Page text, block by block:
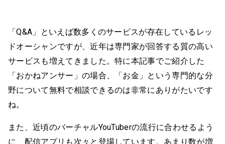
「Q&A」といえば数多くのサービスが存在しているレッ
ドオーシャンですが、近年は専門家が回答する質の高い
サービスも増えてきました。特に本記事でご紹介した
「おかねアンサー」の場合、「お金」という専門的な分
野について無料で相談できるのは非常にありがたいです
ね。
また、近頃のバーチャルYouTuberの流行に合わせるよう
に、配信アプリも次々と登場しています。あまり数が増